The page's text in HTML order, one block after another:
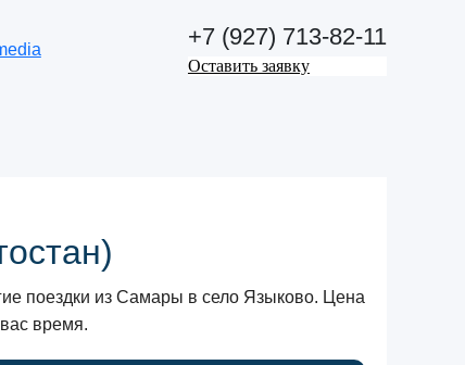
+7 (927) 713-82-11
Оставить заявку
поездки из Самары в село Языково. Цена
время.